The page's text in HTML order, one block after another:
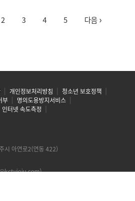
2 3 4 5 다음 ›
개인정보처리방침
청소년 보호정책
부
명의도용방지서비스
인터넷 속도측정
시 아연로2(연동 422)